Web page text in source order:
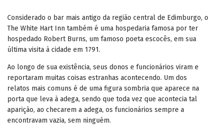
Considerado o bar mais antigo da região central de Edimburgo, o
The White Hart Inn também é uma hospedaria famosa por ter
hospedado Robert Burns, um famoso poeta escocês, em sua
última visita à cidade em 1791.
Ao longo de sua existência, seus donos e funcionários viram e
reportaram muitas coisas estranhas acontecendo. Um dos
relatos mais comuns é de uma figura sombria que aparece na
porta que leva à adega, sendo que toda vez que acontecia tal
aparição, ao checarem a adega, os funcionários sempre a
encontravam vazia, sem ninguém.